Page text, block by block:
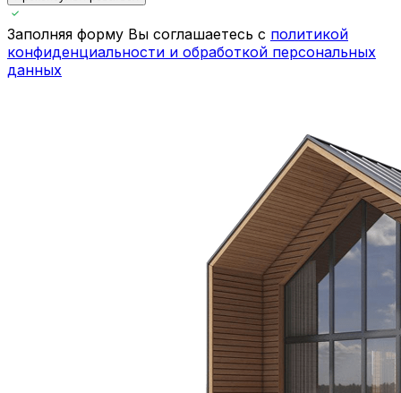
Заполняя форму Вы соглашаетесь с политикой
конфиденциальности и обработкой персональных
данных